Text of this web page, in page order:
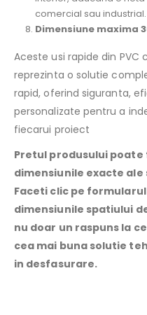
comercial sau industrial.
Dimensiune maxima
Aceste usi rapide din
reprezinta o solutie
rapid, oferind siguranta,
personalizate pentru a
fiecarui proiect
Pretul produsului
dimensiunile exacte
Faceti clic pe
dimensiunile spatiului
nu doar un raspuns la
cea mai buna solutie
in desfasurare.